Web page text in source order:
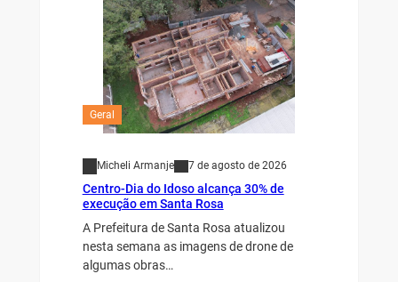
Geral
Micheli Armanje 7 de agosto de 2026
Centro-Dia do Idoso alcança 30% de
execução em Santa Rosa
A Prefeitura de Santa Rosa atualizou
nesta semana as imagens de drone de
algumas obras…